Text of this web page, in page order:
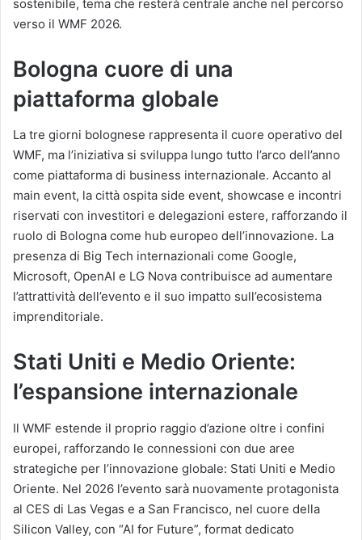
sostenibile, tema che resterà centrale anche nel percorso
verso il WMF 2026.
Bologna cuore di una
piattaforma globale
La tre giorni bolognese rappresenta il cuore operativo del
WMF, ma l’iniziativa si sviluppa lungo tutto l’arco dell’anno
come piattaforma di business internazionale. Accanto al
main event, la città ospita side event, showcase e incontri
riservati con investitori e delegazioni estere, rafforzando il
ruolo di Bologna come hub europeo dell’innovazione. La
presenza di Big Tech internazionali come Google,
Microsoft, OpenAI e LG Nova contribuisce ad aumentare
l’attrattività dell’evento e il suo impatto sull’ecosistema
imprenditoriale.
Stati Uniti e Medio Oriente:
l’espansione internazionale
Il WMF estende il proprio raggio d’azione oltre i confini
europei, rafforzando le connessioni con due aree
strategiche per l’innovazione globale: Stati Uniti e Medio
Oriente. Nel 2026 l’evento sarà nuovamente protagonista
al CES di Las Vegas e a San Francisco, nel cuore della
Silicon Valley, con “AI for Future”, format dedicato